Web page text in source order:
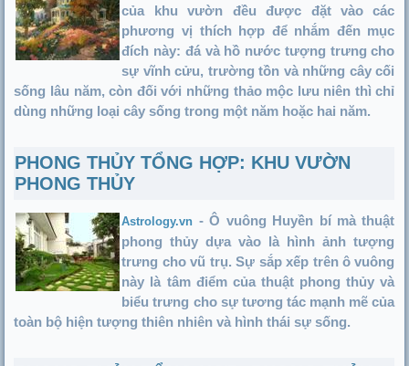
của khu vườn đều được đặt vào các
phương vị thích hợp để nhắm đến mục
đích này: đá và hồ nước tượng trưng cho
sự vĩnh cửu, trường tồn và những cây cối
sống lâu năm, còn đối với những thảo mộc lưu niên thì chỉ
dùng những loại cây sống trong một năm hoặc hai năm.
PHONG THỦY TỔNG HỢP: KHU VƯỜN
PHONG THỦY
Astrology.vn - Ô vuông Huyền bí mà thuật
phong thủy dựa vào là hình ảnh tượng
trưng cho vũ trụ. Sự sắp xếp trên ô vuông
này là tâm điểm của thuật phong thủy và
biểu trưng cho sự tương tác mạnh mẽ của
toàn bộ hiện tượng thiên nhiên và hình thái sự sống.